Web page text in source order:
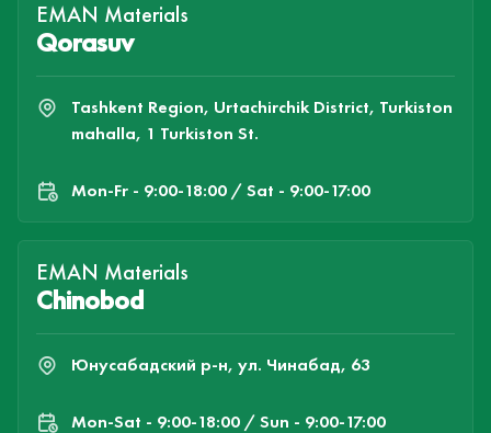
EMAN Materials
Qorasuv
Tashkent Region, Urtachirchik District, Turkiston
mahalla, 1 Turkiston St.
Mon-Fr - 9:00-18:00 / Sat - 9:00-17:00
EMAN Materials
Chinobod
Юнусабадский р-н, ул. Чинабад, 63
Mon-Sat - 9:00-18:00 / Sun - 9:00-17:00